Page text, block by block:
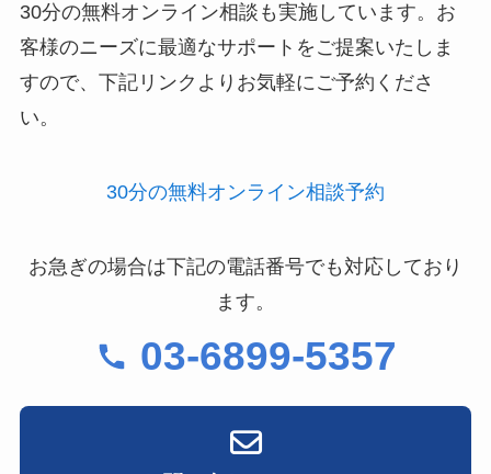
30分の無料オンライン相談も実施しています。お
客様のニーズに最適なサポートをご提案いたしま
すので、下記リンクよりお気軽にご予約くださ
い。
30分の無料オンライン相談予約
お急ぎの場合は下記の電話番号でも対応しており
ます。
03-6899-5357